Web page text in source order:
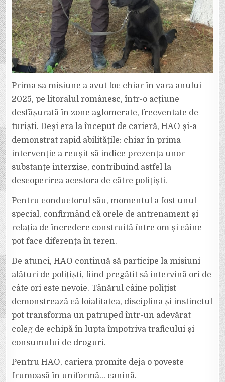
Prima sa misiune a avut loc chiar în vara anului
2025, pe litoralul românesc, într-o acțiune
desfășurată în zone aglomerate, frecventate de
turiști. Deși era la început de carieră, HAO și-a
demonstrat rapid abilitățile: chiar în prima
intervenție a reușit să indice prezența unor
substanțe interzise, contribuind astfel la
descoperirea acestora de către polițiști.
Pentru conductorul său, momentul a fost unul
special, confirmând că orele de antrenament și
relația de încredere construită între om și câine
pot face diferența în teren.
De atunci, HAO continuă să participe la misiuni
alături de polițiști, fiind pregătit să intervină ori de
câte ori este nevoie. Tânărul câine polițist
demonstrează că loialitatea, disciplina și instinctul
pot transforma un patruped într-un adevărat
coleg de echipă în lupta împotriva traficului și
consumului de droguri.
Pentru HAO, cariera promite deja o poveste
frumoasă în uniformă… canină.